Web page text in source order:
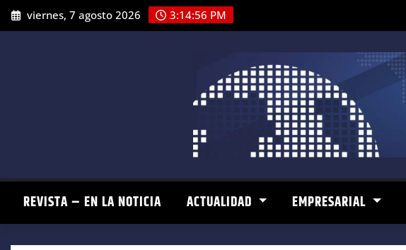
Saltar
al
viernes, 7 agosto 2026 3:14:57 PM
REVISTA – EN LA NOTICIA ACTUALIDAD EMPRESARIAL